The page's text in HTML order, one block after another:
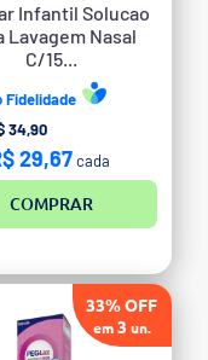
Infantil Solucao
Lavagem Nasal
C/15...
Fidelidade
34,90
29,67cada
COMPRAR
33% OFF
em3 un.